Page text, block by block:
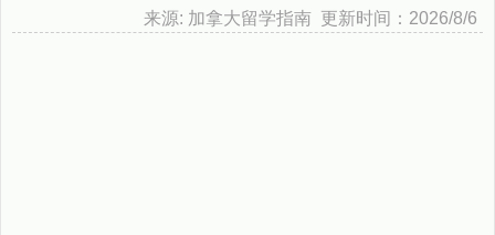
来源: 加拿大留学指南 更新时间：2026/8/6